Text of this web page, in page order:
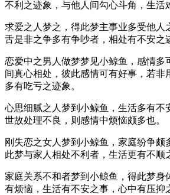
不利之迹象，与他人间勾心斗角，生活
求爱之人梦之，得此梦主事业多受他人
舌是非之争多有争吵者，相处有不安之
恋爱中之男人做梦梦见小鲸鱼，感情多
间真心相处，彼此感情可有好事，若非
多有吃亏之迹象。
心思细腻之人梦到小鲸鱼，生活多有不
世故处理不良，则感情中烦恼颇多也。
刚失恋之女人梦到小鲸鱼，家庭纷争颇
此梦与家人相处不利者，生活更有不顺
家庭关系不和者梦到小鲸鱼，得此梦身
有烦恼，生活有不安之事，心中有压抑